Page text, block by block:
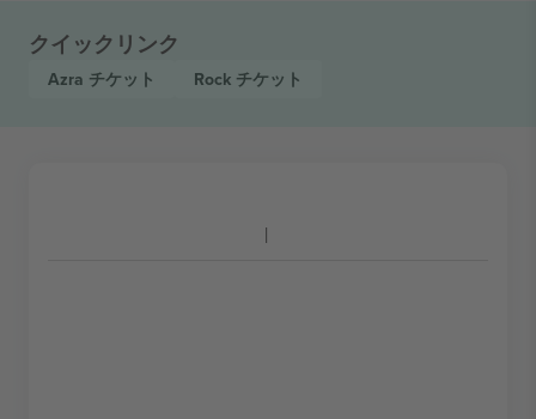
クイックリンク
Azra チケット Rock チケット